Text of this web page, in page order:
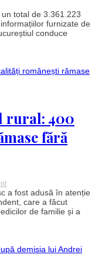
total de 3.361.223
furnizate de
conduce
rural: 400
fără
on
Criză
medicală
în
mediul
localități
a fost adusă în atenție
care a făcut
de familie și a